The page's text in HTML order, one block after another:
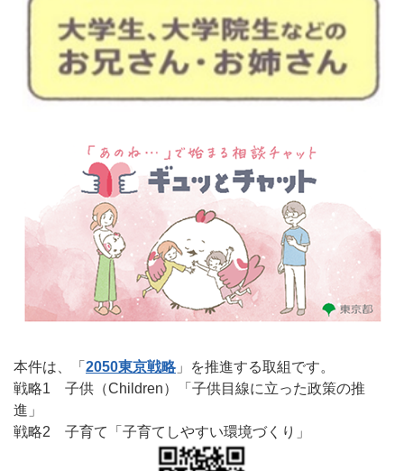
本件は、「 2050東京戦略」を推進する取組です。
戦略1 子供（Children）「子供目線に立った政策の推
進」
戦略2 子育て「子育てしやすい環境づくり」